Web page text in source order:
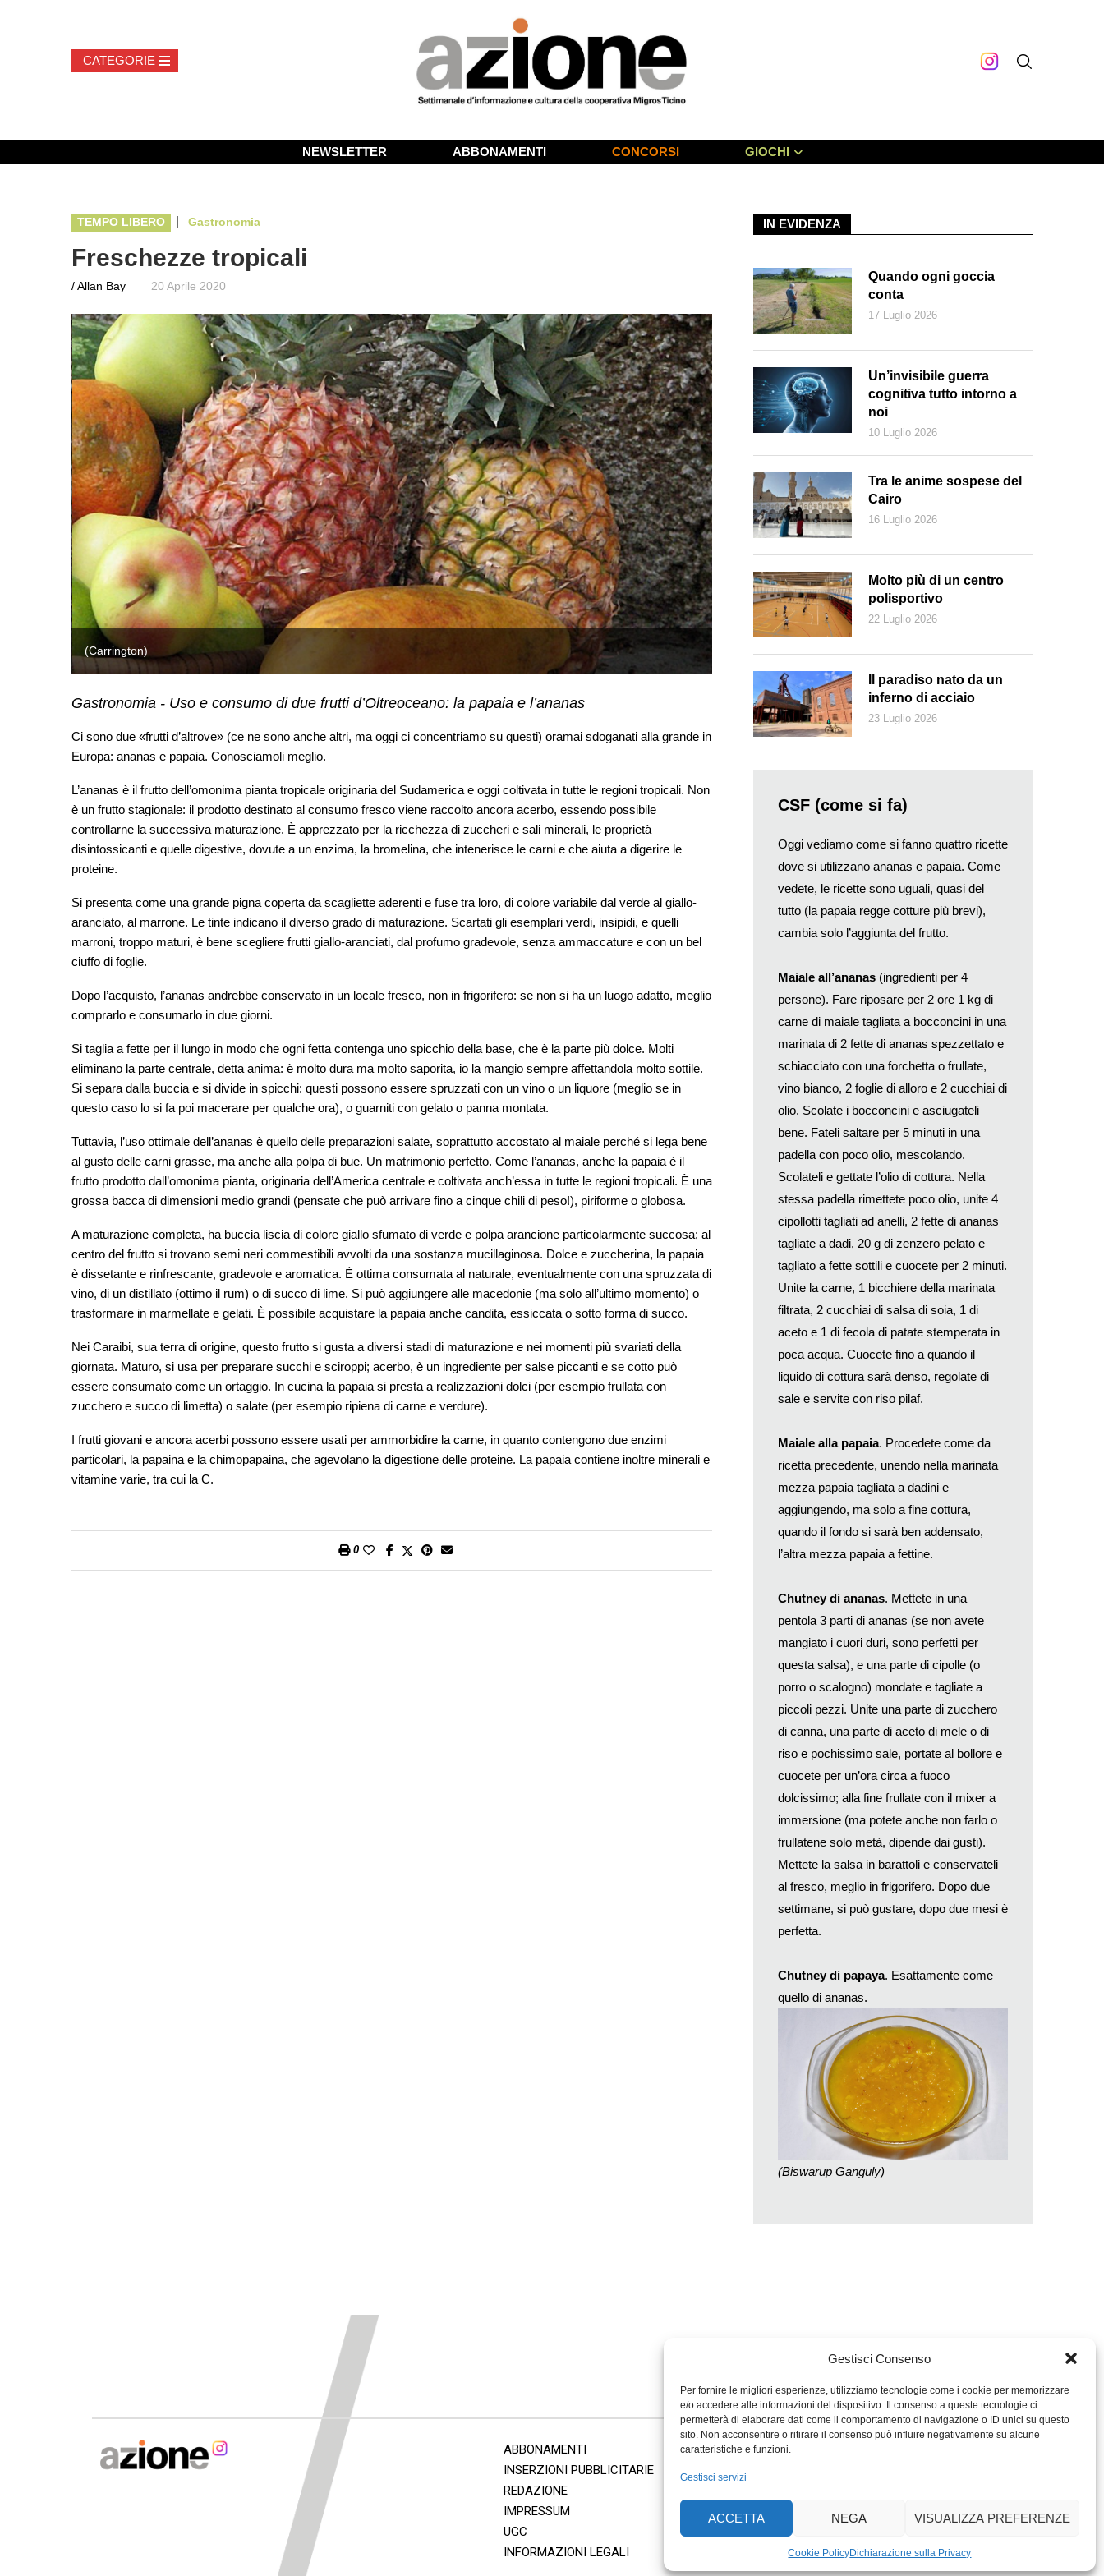
Gestisci Consenso
Per fornire le migliori esperienze, utilizziamo tecnologie come i cookie per memorizzare
e/o accedere alle informazioni del dispositivo. Il consenso a queste tecnologie ci
permetterà di elaborare dati come il comportamento di navigazione o ID unici su questo
sito. Non acconsentire o ritirare il consenso può influire negativamente su alcune
caratteristiche e funzioni.
Gestisci servizi
ACCETTA NEGA VISUALIZZA PREFERENZE
Cookie PolicyDichiarazione sulla Privacy
NEWSLETTER ABBONAMENTI CONCORSI GIOCHI
TEMPO LIBERO | Gastronomia
Freschezze tropicali
/ Allan Bay 20 Aprile 2020
(Carrington) (Carrington)
Gastronomia - Uso e consumo di due frutti d’Oltreoceano: la papaia e l’ananas
Ci sono due «frutti d’altrove» (ce ne sono anche altri, ma oggi ci concentriamo su questi) oramai sdoganati alla grande in
Europa: ananas e papaia. Conosciamoli meglio.
L’ananas è il frutto dell’omonima pianta tropicale originaria del Sudamerica e oggi coltivata in tutte le regioni tropicali. Non
è un frutto stagionale: il prodotto destinato al consumo fresco viene raccolto ancora acerbo, essendo possibile
controllarne la successiva maturazione. È apprezzato per la ricchezza di zuccheri e sali minerali, le proprietà
disintossicanti e quelle digestive, dovute a un enzima, la bromelina, che intenerisce le carni e che aiuta a digerire le
proteine.
Si presenta come una grande pigna coperta da scagliette aderenti e fuse tra loro, di colore variabile dal verde al giallo-
aranciato, al marrone. Le tinte indicano il diverso grado di maturazione. Scartati gli esemplari verdi, insipidi, e quelli
marroni, troppo maturi, è bene scegliere frutti giallo-aranciati, dal profumo gradevole, senza ammaccature e con un bel
ciuffo di foglie.
Dopo l’acquisto, l’ananas andrebbe conservato in un locale fresco, non in frigorifero: se non si ha un luogo adatto, meglio
comprarlo e consumarlo in due giorni.
Si taglia a fette per il lungo in modo che ogni fetta contenga uno spicchio della base, che è la parte più dolce. Molti
eliminano la parte centrale, detta anima: è molto dura ma molto saporita, io la mangio sempre affettandola molto sottile.
Si separa dalla buccia e si divide in spicchi: questi possono essere spruzzati con un vino o un liquore (meglio se in
questo caso lo si fa poi macerare per qualche ora), o guarniti con gelato o panna montata.
Tuttavia, l’uso ottimale dell’ananas è quello delle preparazioni salate, soprattutto accostato al maiale perché si lega bene
al gusto delle carni grasse, ma anche alla polpa di bue. Un matrimonio perfetto. Come l’ananas, anche la papaia è il
frutto prodotto dall’omonima pianta, originaria dell’America centrale e coltivata anch’essa in tutte le regioni tropicali. È una
grossa bacca di dimensioni medio grandi (pensate che può arrivare fino a cinque chili di peso!), piriforme o globosa.
A maturazione completa, ha buccia liscia di colore giallo sfumato di verde e polpa arancione particolarmente succosa; al
centro del frutto si trovano semi neri commestibili avvolti da una sostanza mucillaginosa. Dolce e zuccherina, la papaia
è dissetante e rinfrescante, gradevole e aromatica. È ottima consumata al naturale, eventualmente con una spruzzata di
vino, di un distillato (ottimo il rum) o di succo di lime. Si può aggiungere alle macedonie (ma solo all’ultimo momento) o
trasformare in marmellate e gelati. È possibile acquistare la papaia anche candita, essiccata o sotto forma di succo.
Nei Caraibi, sua terra di origine, questo frutto si gusta a diversi stadi di maturazione e nei momenti più svariati della
giornata. Maturo, si usa per preparare succhi e sciroppi; acerbo, è un ingrediente per salse piccanti e se cotto può
essere consumato come un ortaggio. In cucina la papaia si presta a realizzazioni dolci (per esempio frullata con
zucchero e succo di limetta) o salate (per esempio ripiena di carne e verdure).
I frutti giovani e ancora acerbi possono essere usati per ammorbidire la carne, in quanto contengono due enzimi
particolari, la papaina e la chimopapaina, che agevolano la digestione delle proteine. La papaia contiene inoltre minerali e
vitamine varie, tra cui la C.
0
IN EVIDENZA
Quando ogni goccia
conta
17 Luglio 2026
Un’invisibile guerra
cognitiva tutto intorno a
noi
10 Luglio 2026
Tra le anime sospese del
Cairo
16 Luglio 2026
Molto più di un centro
polisportivo
22 Luglio 2026
Il paradiso nato da un
inferno di acciaio
23 Luglio 2026
CSF (come si fa)
Oggi vediamo come si fanno quattro ricette
dove si utilizzano ananas e papaia. Come
vedete, le ricette sono uguali, quasi del
tutto (la papaia regge cotture più brevi),
cambia solo l’aggiunta del frutto.
Maiale all’ananas (ingredienti per 4
persone). Fare riposare per 2 ore 1 kg di
carne di maiale tagliata a bocconcini in una
marinata di 2 fette di ananas spezzettato e
schiacciato con una forchetta o frullate,
vino bianco, 2 foglie di alloro e 2 cucchiai di
olio. Scolate i bocconcini e asciugateli
bene. Fateli saltare per 5 minuti in una
padella con poco olio, mescolando.
Scolateli e gettate l’olio di cottura. Nella
stessa padella rimettete poco olio, unite 4
cipollotti tagliati ad anelli, 2 fette di ananas
tagliate a dadi, 20 g di zenzero pelato e
tagliato a fette sottili e cuocete per 2 minuti.
Unite la carne, 1 bicchiere della marinata
filtrata, 2 cucchiai di salsa di soia, 1 di
aceto e 1 di fecola di patate stemperata in
poca acqua. Cuocete fino a quando il
liquido di cottura sarà denso, regolate di
sale e servite con riso pilaf.
Maiale alla papaia. Procedete come da
ricetta precedente, unendo nella marinata
mezza papaia tagliata a dadini e
aggiungendo, ma solo a fine cottura,
quando il fondo si sarà ben addensato,
l’altra mezza papaia a fettine.
Chutney di ananas. Mettete in una
pentola 3 parti di ananas (se non avete
mangiato i cuori duri, sono perfetti per
questa salsa), e una parte di cipolle (o
porro o scalogno) mondate e tagliate a
piccoli pezzi. Unite una parte di zucchero
di canna, una parte di aceto di mele o di
riso e pochissimo sale, portate al bollore e
cuocete per un’ora circa a fuoco
dolcissimo; alla fine frullate con il mixer a
immersione (ma potete anche non farlo o
frullatene solo metà, dipende dai gusti).
Mettete la salsa in barattoli e conservateli
al fresco, meglio in frigorifero. Dopo due
settimane, si può gustare, dopo due mesi è
perfetta.
Chutney di papaya. Esattamente come
quello di ananas.
(Biswarup Ganguly)
ABBONAMENTI
INSERZIONI PUBBLICITARIE
REDAZIONE
IMPRESSUM
UGC
INFORMAZIONI LEGALI
MIGROS TICINO
PERCENTO CULTURALE
MIGROS TICINO
ACTIV FITNESS TICINO